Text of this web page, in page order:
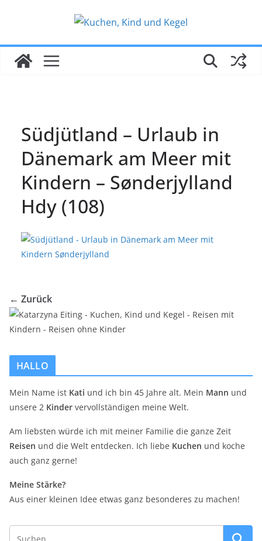
Südjütland – Urlaub in
Dänemark am Meer mit
Kindern – Sønderjylland
Hdy (108)
← Zurück
HALLO
Mein Name ist Kati und ich bin 45 Jahre alt. Mein Mann und
unsere 2 Kinder vervollständigen meine Welt.
Am liebsten würde ich mit meiner Familie die ganze Zeit
Reisen und die Welt entdecken. Ich liebe Kuchen und koche
auch ganz gerne!
Meine Stärke?
Aus einer kleinen Idee etwas ganz besonderes zu machen!